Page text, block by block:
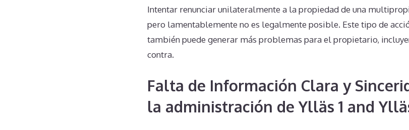
Intentar renunciar unilateralmente a la propiedad de una
pero lamentablemente no es legalmente posible. Este tipo de
también puede generar más problemas para el propietario,
contra.
Falta de Información Clara y
la administración de Ylläs 1 and